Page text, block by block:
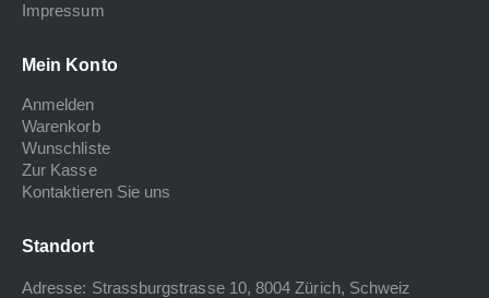
Impressum
Mein Konto
Anmelden
Warenkorb
Wunschliste
Zur Kasse
Kontaktieren Sie uns
Standort
Adresse: Strassburgstrasse 10, 8004 Zürich, Schweiz